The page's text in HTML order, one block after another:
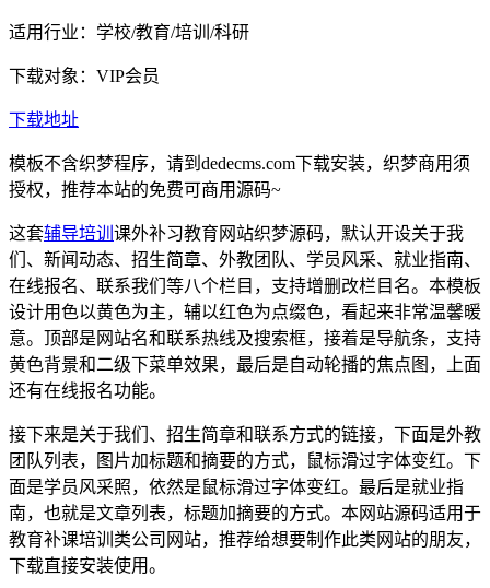
适用行业：学校/教育/培训/科研
下载对象：VIP会员
下载地址
模板不含织梦程序，请到dedecms.com下载安装，织梦商用须
授权，推荐本站的免费可商用源码~
这套辅导培训 课外补习教育网站织梦源码，默认开设关于我
们、新闻动态、招生简章、外教团队、学员风采、就业指南、
在线报名、联系我们等八个栏目，支持增删改栏目名。本模板
设计用色以黄色为主，辅以红色为点缀色，看起来非常温馨暖
意。顶部是网站名和联系热线及搜索框，接着是导航条，支持
黄色背景和二级下菜单效果，最后是自动轮播的焦点图，上面
还有在线报名功能。
接下来是关于我们、招生简章和联系方式的链接，下面是外教
团队列表，图片加标题和摘要的方式，鼠标滑过字体变红。下
面是学员风采照，依然是鼠标滑过字体变红。最后是就业指
南，也就是文章列表，标题加摘要的方式。本网站源码适用于
教育补课培训类公司网站，推荐给想要制作此类网站的朋友，
下载直接安装使用。